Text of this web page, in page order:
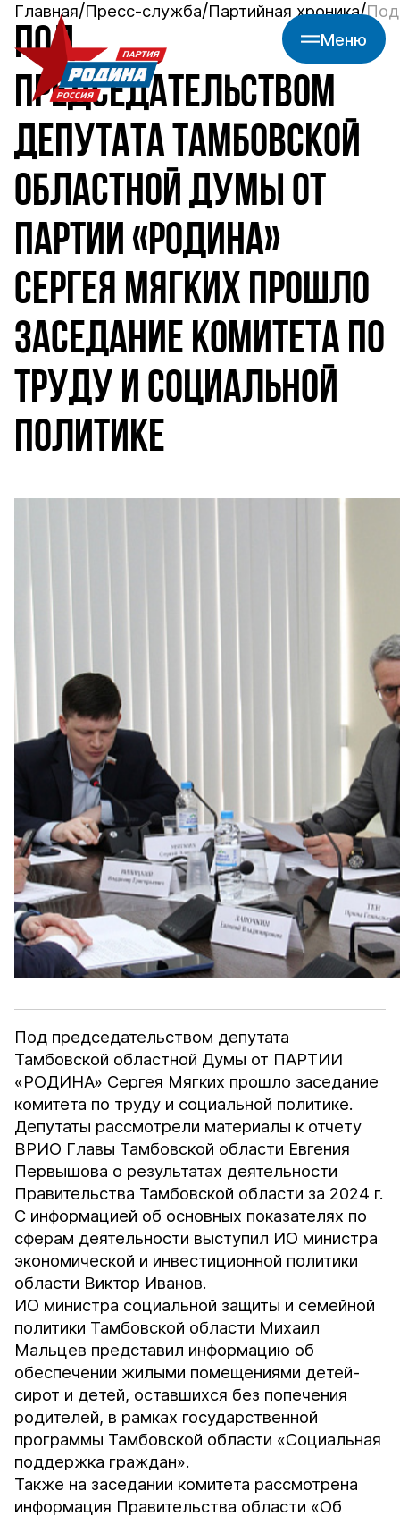
Меню
Главная Пресс-служба Партийная хроника Под
ПОД
ПРЕДСЕДАТЕЛЬСТВОМ
ДЕПУТАТА ТАМБОВСКОЙ
ОБЛАСТНОЙ ДУМЫ ОТ
ПАРТИИ «РОДИНА»
СЕРГЕЯ МЯГКИХ ПРОШЛО
ЗАСЕДАНИЕ КОМИТЕТА ПО
ТРУДУ И СОЦИАЛЬНОЙ
ПОЛИТИКЕ
Под председательством депутата
Тамбовской областной Думы от ПАРТИИ
«РОДИНА» Сергея Мягких прошло заседание
комитета по труду и социальной политике.
Депутаты рассмотрели материалы к отчету
ВРИО Главы Тамбовской области Евгения
Первышова о результатах деятельности
Правительства Тамбовской области за 2024 г.
С информацией об основных показателях по
сферам деятельности выступил ИО министра
экономической и инвестиционной политики
области Виктор Иванов.
ИО министра социальной защиты и семейной
политики Тамбовской области Михаил
Мальцев представил информацию об
обеспечении жилыми помещениями детей-
сирот и детей, оставшихся без попечения
родителей, в рамках государственной
программы Тамбовской области «Социальная
поддержка граждан».
Также на заседании комитета рассмотрена
информация Правительства области «Об